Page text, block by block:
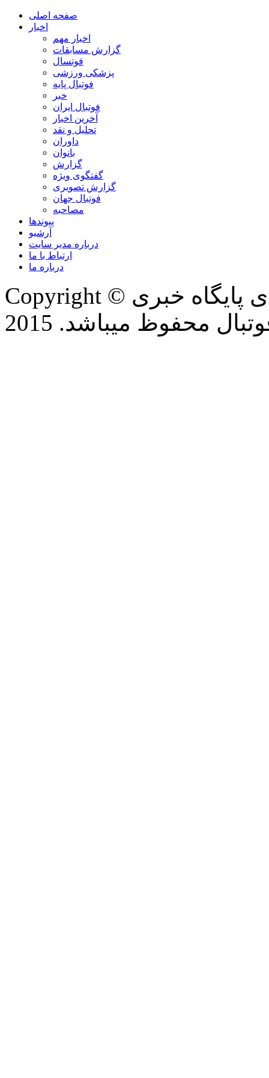
صفحه اصلی
اخبار
اخبار مهم
گزارش مسابقات
فوتسال
پزشکی ورزشی
فوتبال پایه
خبر
فوتبال ایران
آخرین اخبار
تحلیل و نقد
داوران
بانوان
گزارش
گفتگوی ویژه
گزارش تصویری
فوتبال جهان
مصاحبه
پیوندها
آرشیو
درباره مدیر سایت
ارتباط با ما
درباره ما
Copyright © تمام حقوق این وب سایت برای پایگاه خبری
محفوظ میباشد. 2015